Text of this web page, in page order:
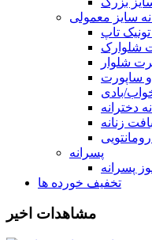
سایز معمولی
تاپ
شلوارک
شلوار
ساپورت
بادی
دخترانه
بافت زنانه
پسرانه
پسرانه
تخفیف خورده ها
مشاهدات اخیر